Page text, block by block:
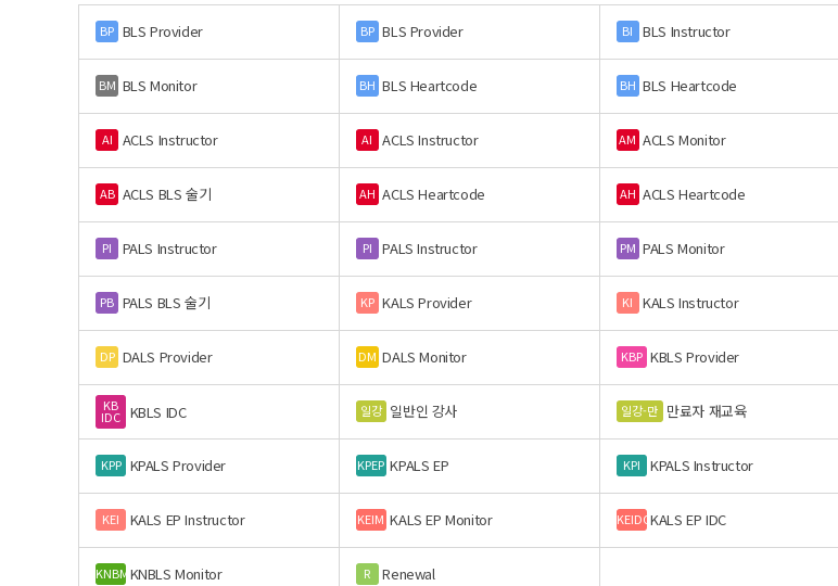
BP BLS Provider BP BLS Provider BI BLS Instructor
BM BLS Monitor BH BLS Heartcode BH BLS Heartcode
AI ACLS Instructor AI ACLS Instructor AM ACLS Monitor
AB ACLS BLS 술기 AH ACLS Heartcode AH ACLS Heartcode
PI PALS Instructor PI PALS Instructor PM PALS Monitor
PB PALS BLS 술기 KP KALS Provider KI KALS Instructor
DP DALS Provider DM DALS Monitor KBP KBLS Provider
KB
IDC KBLS IDC 일강 일반인 강사 일강-만 만료자 재교육
KPP KPALS Provider KPEP KPALS EP KPI KPALS Instructor
KEI KALS EP Instructor KEIM KALS EP Monitor KEIDCKALS EP IDC
KNBM KNBLS Monitor R Renewal